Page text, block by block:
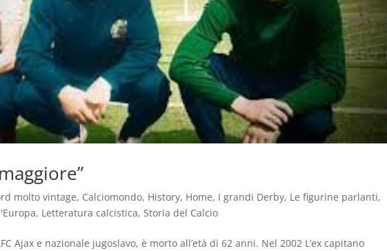
molto vintage, Calciomondo, History, Home, I grandi Derby, Le figurine parlanti,
, Letteratura calcistica, Storia del Calcio
Ajax e nazionale jugoslavo, è morto all’età di 62 anni. Nel 2002 L’ex capitano